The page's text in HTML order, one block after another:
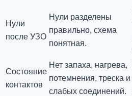
Нули
после УЗО
Нули разделены
правильно, схема
понятная.
Состояние
контактов
Нет запаха, нагрева,
потемнения, треска и
слабых соединений.